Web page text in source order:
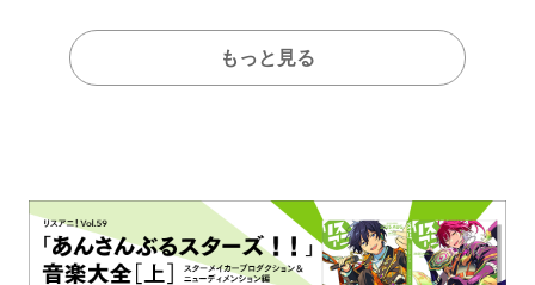
もっと見る